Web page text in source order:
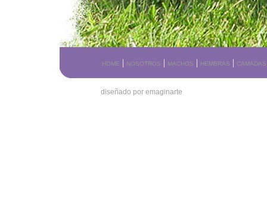
HOME | NOSOTROS | MACHOS | HEMBRAS | CAMADAS
diseñado por emaginarte